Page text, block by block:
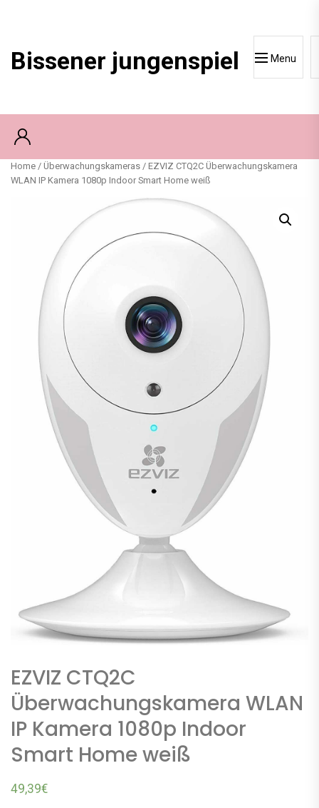
Bissener jungenspiel Menu
Home / Überwachungskameras / EZVIZ CTQ2C Überwachungskamera
WLAN IP Kamera 1080p Indoor Smart Home weiß
EZVIZ CTQ2C
Überwachungskamera WLAN
IP Kamera 1080p Indoor
Smart Home weiß
49,39€